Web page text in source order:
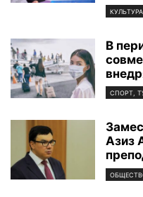
В
СПОРТ,
Азиз